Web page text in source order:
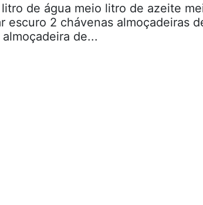
litro de água meio litro de azeite
escuro 2 chávenas almoçadeiras
de...